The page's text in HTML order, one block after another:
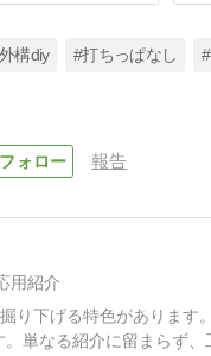
構diy #打ちっぱなし
報告
用紹介
り下げる特色がありま
単なる紹介に留まらず